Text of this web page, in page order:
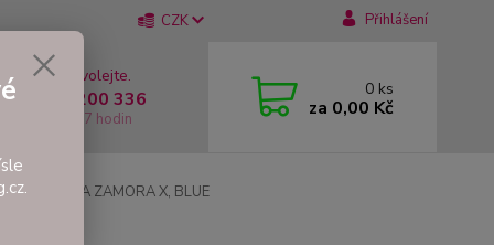
CZK Přihlášení
si rady? Zavolejte.
737 200 336
Pátek: 8 - 17 hodin
0 ks
za 0,00 Kč
set JOMA ZAMORA X, BLUE